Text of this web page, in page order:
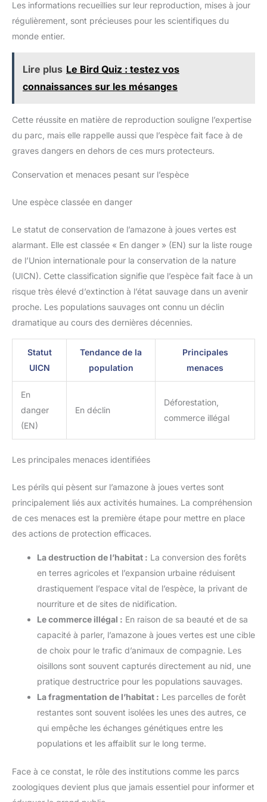
offrant une prise ferme.
Les informations recueillies sur leur reproduction, mises à jour
régulièrement, sont précieuses pour les scientifiques du
monde entier.
Lire plus Le Bird Quiz : testez vos
connaissances sur les mésanges
Cette réussite en matière de reproduction souligne l’expertise
du parc, mais elle rappelle aussi que l’espèce fait face à de
graves dangers en dehors de ces murs protecteurs.
Conservation et menaces pesant sur l’espèce
Une espèce classée en danger
Le statut de conservation de l’amazone à joues vertes est
alarmant. Elle est classée « En danger » (EN) sur la liste rouge
de l’Union internationale pour la conservation de la nature
(UICN). Cette classification signifie que l’espèce fait face à un
risque très élevé d’extinction à l’état sauvage dans un avenir
proche. Les populations sauvages ont connu un déclin
dramatique au cours des dernières décennies.
Statut
UICN
Tendance de la
population
Principales
menaces
En
danger
(EN)
En déclin
Déforestation,
commerce illégal
Les principales menaces identifiées
Les périls qui pèsent sur l’amazone à joues vertes sont
principalement liés aux activités humaines. La compréhension
de ces menaces est la première étape pour mettre en place
des actions de protection efficaces.
La destruction de l’habitat : La conversion des forêts
en terres agricoles et l’expansion urbaine réduisent
drastiquement l’espace vital de l’espèce, la privant de
nourriture et de sites de nidification.
Le commerce illégal : En raison de sa beauté et de sa
capacité à parler, l’amazone à joues vertes est une cible
de choix pour le trafic d’animaux de compagnie. Les
oisillons sont souvent capturés directement au nid, une
pratique destructrice pour les populations sauvages.
La fragmentation de l’habitat : Les parcelles de forêt
restantes sont souvent isolées les unes des autres, ce
qui empêche les échanges génétiques entre les
populations et les affaiblit sur le long terme.
Face à ce constat, le rôle des institutions comme les parcs
zoologiques devient plus que jamais essentiel pour informer et